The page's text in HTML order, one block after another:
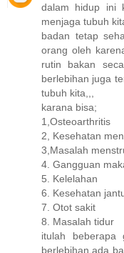
dalam hidup ini
menjaga tubuh
badan tetap
orang oleh
rutin bakan
berlebihan juga
tubuh kita,,,
karana bisa;
1,Osteoarthritis
2, Kesehatan
3,Masalah
4. Gangguan
5. Kelelahan
6. Kesehatan
7. Otot sakit
8. Masalah tidur
itulah beberapa
berlebihan,ada